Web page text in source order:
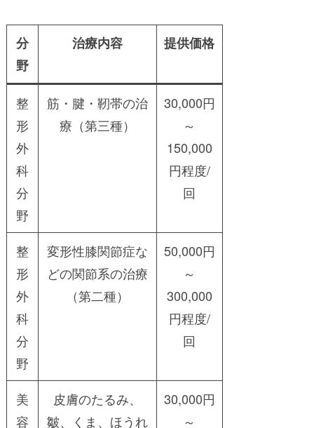
分
野
治療内容 提供価格
整
形
外
科
分
野
筋・腱・靭帯の治
療（第三種）
30,000円
～
150,000
円程度/
回
整
形
外
科
分
野
変形性膝関節症な
どの関節系の治療
（第二種）
50,000円
～
300,000
円程度/
回
美
容
皮膚のたるみ、
皺、くま、ほうれ
30,000円
～